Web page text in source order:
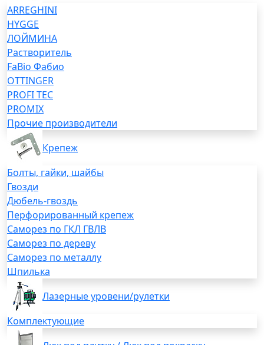
ARREGHINI
HYGGE
ЛОЙМИНА
Растворитель
FaBio Фабио
OTTINGER
PROFI TEC
PROMIX
Прочие производители
Крепеж
Болты, гайки, шайбы
Гвозди
Дюбель-гвоздь
Перфорированный крепеж
Саморез по ГКЛ ГВЛВ
Саморез по дереву
Саморез по металлу
Шпилька
Лазерные уровени/рулетки
Комплектующие